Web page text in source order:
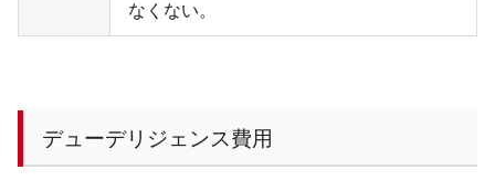
なくない。
デューデリジェンス費用